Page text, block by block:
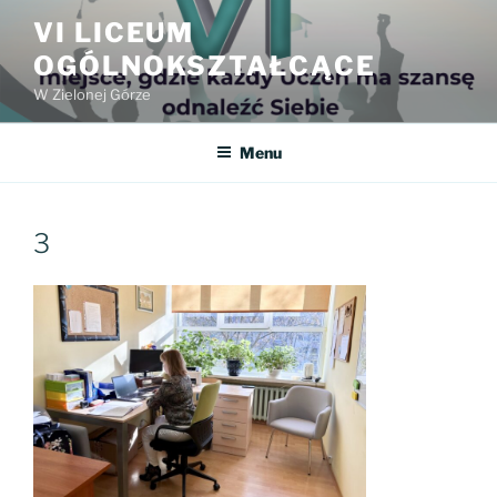
treści
VI LICEUM
OGÓLNOKSZTAŁCĄCE
W Zielonej Górze
Menu
3